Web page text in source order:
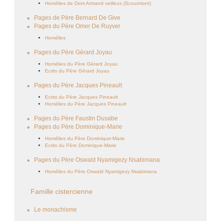
Homélies de Dom Armand veilleux (Scourmont)
Pages de Père Bernard De Give
Pages du Père Omer De Ruyver
Homélies
Pages du Père Gérard Joyau
Homélies du Père Gérard Joyau
Ecrits du Père Gérard Joyau
Pages du Père Jacques Pineault
Ecrits du Père Jacques Pineault
Homélies du Père Jacques Pineault
Pages du Père Faustin Dusabe
Pages du Père Dominique-Marie
Homélies du Père Dominique-Marie
Ecrits du Père Dominique-Marie
Pages du Père Oswald Nyamigezy Nsabimana
Homélies du Père Oswald Nyamigezy Nsabimana
Famille cistercienne
Le monachisme